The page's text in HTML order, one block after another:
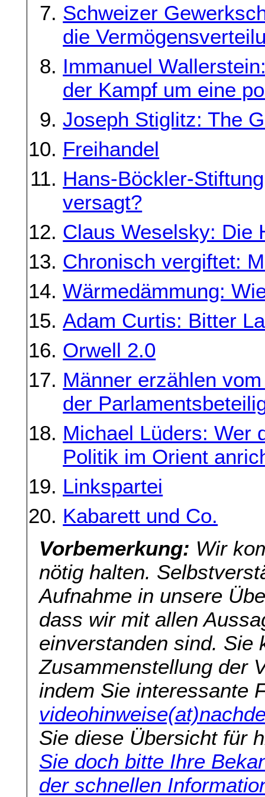
Schweizer
die
Immanuel
der Kampf um eine
Joseph Stiglitz: The
Freihandel
Hans-Böckler-
versagt?
Claus Weselsky: Die
Chronisch vergiftet:
Wärmedämmung:
Adam Curtis: Bitter
Orwell 2.0
Männer erzählen
der
Michael Lüders:
Politik im Orient
Linkspartei
Kabarett und Co.
Vorbemerkung: Wir
nötig halten.
Aufnahme in unsere
dass wir mit allen
einverstanden sind. Sie
Zusammenstellung der
indem Sie interessante
Sie diese Übersicht für
Sie doch bitte Ihre
der schnellen